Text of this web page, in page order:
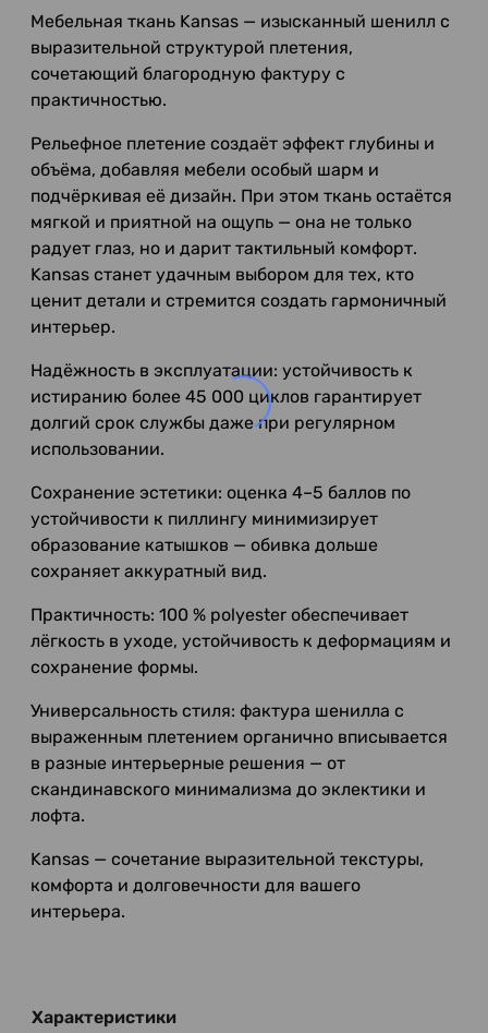
Мебельная ткань Kansas — изысканный шенилл с
выразительной структурой плетения,
сочетающий благородную фактуру с
практичностью.
Рельефное плетение создаёт эффект глубины и
объёма, добавляя мебели особый шарм и
подчёркивая её дизайн. При этом ткань остаётся
мягкой и приятной на ощупь — она не только
радует глаз, но и дарит тактильный комфорт.
Kansas станет удачным выбором для тех, кто
ценит детали и стремится создать гармоничный
интерьер.
Надёжность в эксплуатации: устойчивость к
истиранию более 45 000 циклов гарантирует
долгий срок службы даже при регулярном
использовании.
Сохранение эстетики: оценка 4–5 баллов по
устойчивости к пиллингу минимизирует
образование катышков — обивка дольше
сохраняет аккуратный вид.
Практичность: 100 % polyester обеспечивает
лёгкость в уходе, устойчивость к деформациям и
сохранение формы.
Универсальность стиля: фактура шенилла с
выраженным плетением органично вписывается
в разные интерьерные решения — от
скандинавского минимализма до эклектики и
лофта.
Kansas — сочетание выразительной текстуры,
комфорта и долговечности для вашего
интерьера.
Характеристики